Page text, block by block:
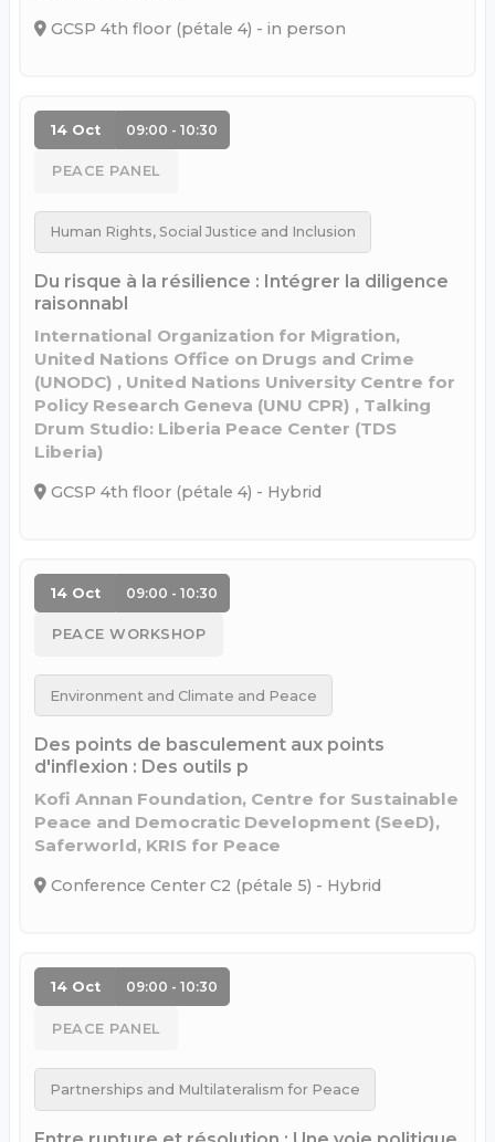
GCSP 4th floor (pétale 4) - in person
14 Oct 09:00 - 10:30
PEACE PANEL
Human Rights, Social Justice and Inclusion
Du risque à la résilience : Intégrer la diligence
raisonnabl
International Organization for Migration,
United Nations Office on Drugs and Crime
(UNODC) , United Nations University Centre for
Policy Research Geneva (UNU CPR) , Talking
Drum Studio: Liberia Peace Center (TDS
Liberia)
GCSP 4th floor (pétale 4) - Hybrid
14 Oct 09:00 - 10:30
PEACE WORKSHOP
Environment and Climate and Peace
Des points de basculement aux points
d'inflexion : Des outils p
Kofi Annan Foundation, Centre for Sustainable
Peace and Democratic Development (SeeD),
Saferworld, KRIS for Peace
Conference Center C2 (pétale 5) - Hybrid
14 Oct 09:00 - 10:30
PEACE PANEL
Partnerships and Multilateralism for Peace